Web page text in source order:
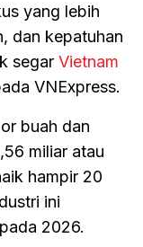
yang lebih
dan kepatuhan
segar Vietnam
VNExpress.
buah dan
miliar atau
hampir 20
ini
2026.